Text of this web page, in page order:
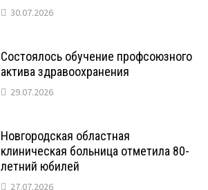
30.07.2026
Состоялось обучение профсоюзного
актива здравоохранения
29.07.2026
Новгородская областная
клиническая больница отметила 80-
летний юбилей
27.07.2026